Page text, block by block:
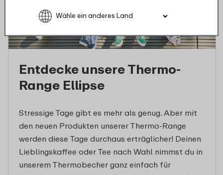
Entdecke unsere Thermo-
Range Ellipse
Stressige Tage gibt es mehr als genug. Aber mit
den neuen Produkten unserer Thermo-Range
werden diese Tage durchaus erträglicher! Deinen
Lieblingskaffee oder Tee nach Wahl nimmst du in
unserem Thermobecher ganz einfach für